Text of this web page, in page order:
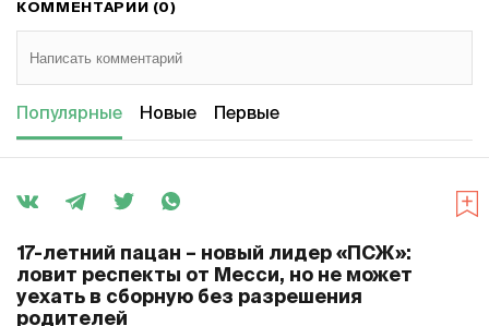
КОММЕНТАРИИ (0)
Популярные Новые Первые
17-летний пацан – новый лидер «ПСЖ»:
ловит респекты от Месси, но не может
уехать в сборную без разрешения
родителей